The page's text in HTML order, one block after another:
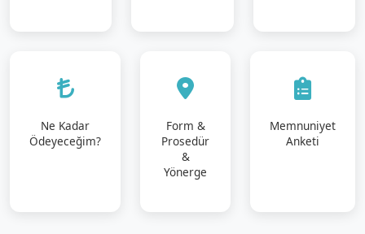
Ne Kadar
Ödeyeceğim?
Form &
Prosedür
&
Yönerge
Memnuniyet
Anketi